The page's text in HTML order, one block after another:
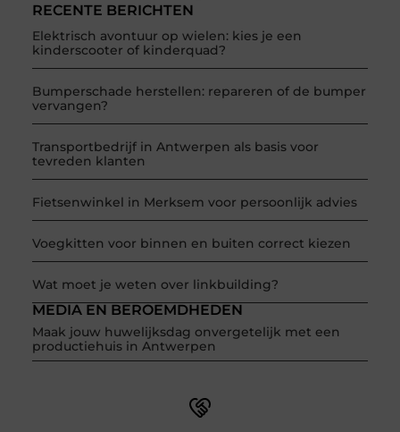
RECENTE BERICHTEN
Elektrisch avontuur op wielen: kies je een
kinderscooter of kinderquad?
Bumperschade herstellen: repareren of de bumper
vervangen?
Transportbedrijf in Antwerpen als basis voor
tevreden klanten
Fietsenwinkel in Merksem voor persoonlijk advies
Voegkitten voor binnen en buiten correct kiezen
Wat moet je weten over linkbuilding?
MEDIA EN BEROEMDHEDEN
Maak jouw huwelijksdag onvergetelijk met een
productiehuis in Antwerpen